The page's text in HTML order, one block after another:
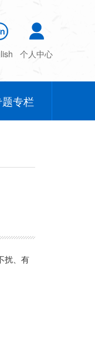
个人中心
专栏
扰、有